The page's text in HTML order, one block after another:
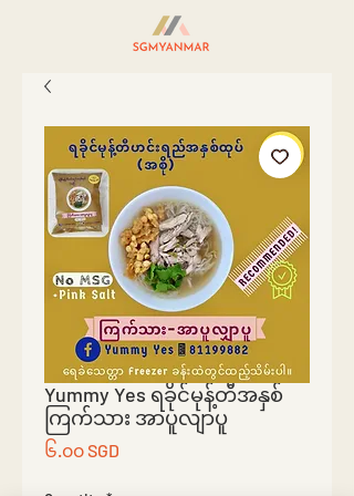
Yummy Yes ရခိုင်မုန့်တီအနှစ်
ကြက်သား အာပူလျာပူ
၆.၀၀ SGD